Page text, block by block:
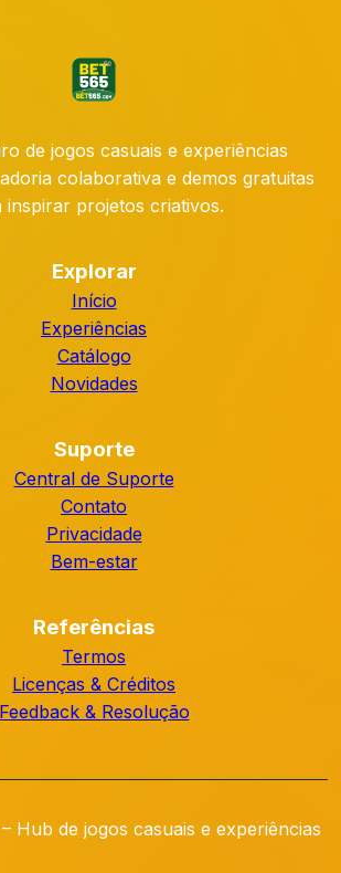
de jogos casuais e experiências
colaborativa e demos gratuitas
inspirar projetos criativos.
Explorar
Início
Experiências
Catálogo
Novidades
Suporte
Central de Suporte
Contato
Privacidade
Bem-estar
Referências
Termos
Licenças & Créditos
Feedback & Resolução
Hub de jogos casuais e experiências